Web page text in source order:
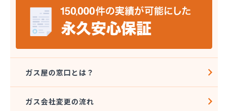
株式会社タジマ
株式会社トーエーテクニカ
株式会社トーエル 西東京営業所
株式会社ながや化学工業
株式会社ニシヤマ
株式会社ミツウロコ 城東店
ガス屋の窓口とは？
ガス会社変更の流れ